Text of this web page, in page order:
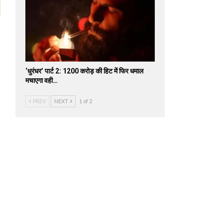
‘धुरंधर’ पार्ट 2: 1200 करोड़ की हिट में फिर धमाल
मचाएगा वही…
PREV NEXT 1 of 2